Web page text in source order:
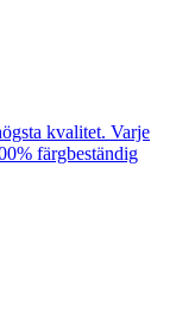
kvalitet. Varje
färgbeständig